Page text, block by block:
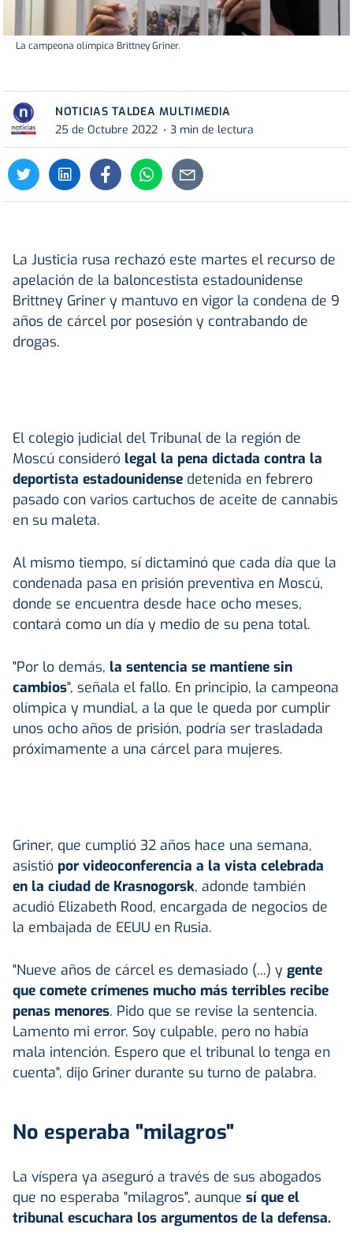
La campeona olímpica Brittney Griner.
NOTICIAS TALDEA MULTIMEDIA
25 de Octubre 2022
3 min de lectura
La Justicia rusa rechazó este martes el recurso de
apelación de la baloncestista estadounidense
Brittney Griner y mantuvo en vigor la condena de 9
años de cárcel por posesión y contrabando de
drogas.
El colegio judicial del Tribunal de la región de
Moscú consideró legal la pena dictada contra la
deportista estadounidense detenida en febrero
pasado con varios cartuchos de aceite de cannabis
en su maleta.
Al mismo tiempo, sí dictaminó que cada día que la
condenada pasa en prisión preventiva en Moscú,
donde se encuentra desde hace ocho meses,
contará como un día y medio de su pena total.
"Por lo demás, la sentencia se mantiene sin
cambios", señala el fallo. En principio, la campeona
olímpica y mundial, a la que le queda por cumplir
unos ocho años de prisión, podría ser trasladada
próximamente a una cárcel para mujeres.
Griner, que cumplió 32 años hace una semana,
asistió por videoconferencia a la vista celebrada
en la ciudad de Krasnogorsk, adonde también
acudió Elizabeth Rood, encargada de negocios de
la embajada de EEUU en Rusia.
"Nueve años de cárcel es demasiado (...) y gente
que comete crímenes mucho más terribles recibe
penas menores. Pido que se revise la sentencia.
Lamento mi error. Soy culpable, pero no había
mala intención. Espero que el tribunal lo tenga en
cuenta", dijo Griner durante su turno de palabra.
No esperaba "milagros"
La víspera ya aseguró a través de sus abogados
que no esperaba "milagros", aunque sí que el
tribunal escuchara los argumentos de la defensa.